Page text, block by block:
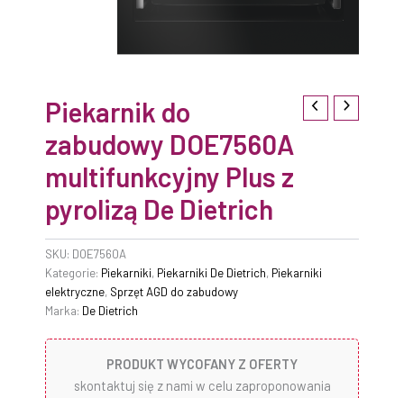
Piekarnik do
zabudowy DOE7560A
multifunkcyjny Plus z
pyrolizą De Dietrich
SKU: DOE7560A
Kategorie: Piekarniki, Piekarniki De Dietrich, Piekarniki
elektryczne, Sprzęt AGD do zabudowy
Marka: De Dietrich
PRODUKT WYCOFANY Z OFERTY
skontaktuj się z nami w celu zaproponowania